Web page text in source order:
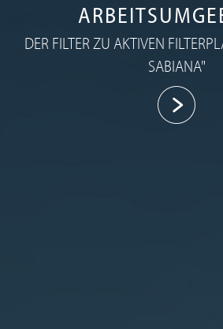
DER FILTER ZU AKTIVEN
SABIANA"